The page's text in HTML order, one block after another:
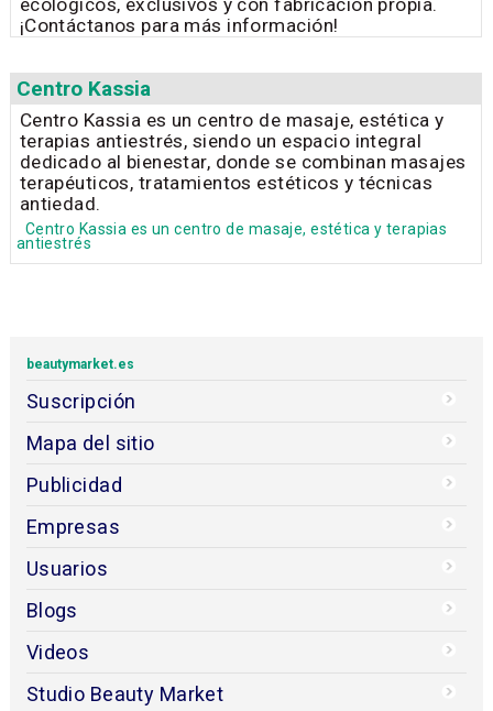
ecológicos, exclusivos y con fabricación propia.
¡Contáctanos para más información!
Centro Kassia
Centro Kassia es un centro de masaje, estética y
terapias antiestrés, siendo un espacio integral
dedicado al bienestar, donde se combinan masajes
terapéuticos, tratamientos estéticos y técnicas
antiedad.
Centro Kassia es un centro de masaje, estética y terapias
antiestrés
beautymarket.es
Suscripción
Mapa del sitio
Publicidad
Empresas
Usuarios
Blogs
Videos
Studio Beauty Market